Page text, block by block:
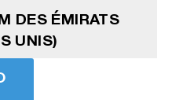
DES ÉMIRATS
UNIS)